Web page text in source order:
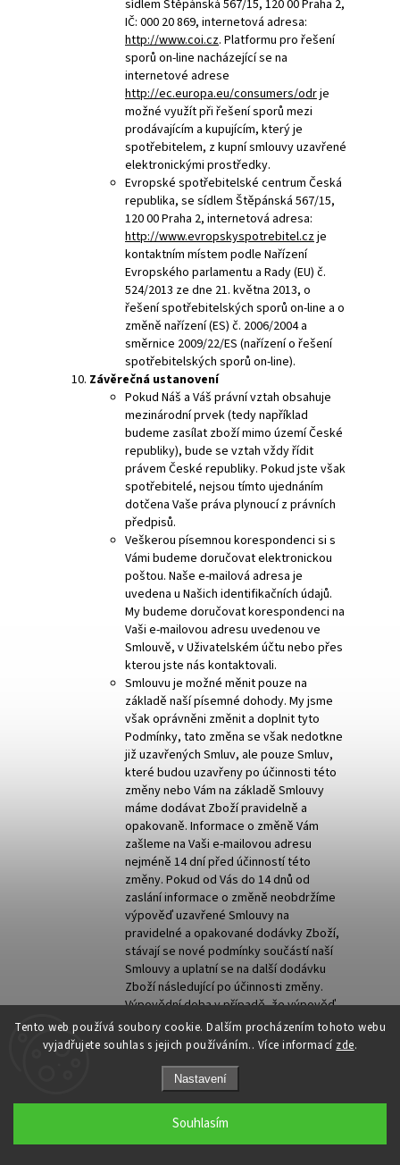
Tento web používá soubory cookie. Dalším procházením tohoto webu
vyjadřujete souhlas s jejich používáním.. Více informací zde.
Nastavení
Souhlasím
sídlem Štěpánská 567/15, 120 00 Praha 2,
IČ: 000 20 869, internetová adresa:
http://www.coi.cz. Platformu pro řešení
sporů on-line nacházející se na
internetové adrese
http://ec.europa.eu/consumers/odrje
možné využít při řešení sporů mezi
prodávajícím a kupujícím, který je
spotřebitelem, z kupní smlouvy uzavřené
elektronickými prostředky.
Evropské spotřebitelské centrum Česká
republika, se sídlem Štěpánská 567/15,
120 00 Praha 2, internetová adresa:
http://www.evropskyspotrebitel.czje
kontaktním místem podle Nařízení
Evropského parlamentu a Rady (EU) č.
524/2013 ze dne 21. května 2013, o
řešení spotřebitelských sporů on-line a o
změně nařízení (ES) č. 2006/2004 a
směrnice 2009/22/ES (nařízení o řešení
spotřebitelských sporů on-line).
Závěrečná ustanovení
Pokud Náš a Váš právní vztah obsahuje
mezinárodní prvek (tedy například
budeme zasílat zboží mimo území České
republiky), bude se vztah vždy řídit
právem České republiky. Pokud jste však
spotřebitelé, nejsou tímto ujednáním
dotčena Vaše práva plynoucí z právních
předpisů.
Veškerou písemnou korespondenci si s
Vámi budeme doručovat elektronickou
poštou. Naše e-mailová adresa je
uvedena u Našich identifikačních údajů.
My budeme doručovat korespondenci na
Vaši e-mailovou adresu uvedenou ve
Smlouvě, v Uživatelském účtu nebo přes
kterou jste nás kontaktovali.
Smlouvu je možné měnit pouze na
základě naší písemné dohody. My jsme
však oprávněni změnit a doplnit tyto
Podmínky, tato změna se však nedotkne
již uzavřených Smluv, ale pouze Smluv,
které budou uzavřeny po účinnosti této
změny nebo Vám na základě Smlouvy
máme dodávat Zboží pravidelně a
opakovaně. Informace o změně Vám
zašleme na Vaši e-mailovou adresu
nejméně 14 dní před účinností této
změny. Pokud od Vás do 14 dnů od
zaslání informace o změně neobdržíme
výpověď uzavřené Smlouvy na
pravidelné a opakované dodávky Zboží,
stávají se nové podmínky součástí naší
Smlouvy a uplatní se na další dodávku
Zboží následující po účinnosti změny.
Výpovědní doba v případě, že výpověď
podáte, činí 2 měsíce.
V případě vyšší moci nebo událostí, které
pandemie, provozní poruchy, výpadky
subdodavatelů apod.), neneseme
odpovědnost za škodu způsobenou
v důsledku nebo souvislosti s případy
vyšší moci, a pokud stav vyšší moci trvá